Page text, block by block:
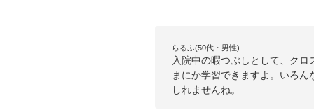
らるふ(50代・男性)
入院中の暇つぶしとして、ク
まにか学習できますよ。いろ
しれませんね。